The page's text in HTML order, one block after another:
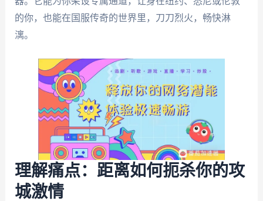
的你，也能在国服传奇的世界里，刀刀烈火，畅快淋
漓。
理解痛点：距离如何扼杀你的攻
城激情